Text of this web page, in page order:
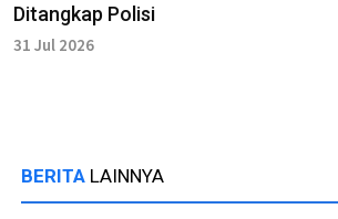
Ditangkap Polisi
31 Jul 2026
BERITA LAINNYA